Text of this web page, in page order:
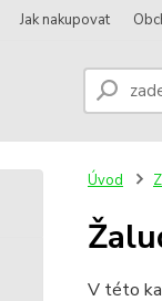
Jak nakupovat
Úvod
V této